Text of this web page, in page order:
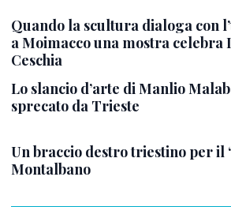
Quando la scultura dialoga con
a Moimacco una mostra celebra
Ceschia
Lo slancio d’arte di Manlio
sprecato da Trieste
Un braccio destro triestino per il
Montalbano